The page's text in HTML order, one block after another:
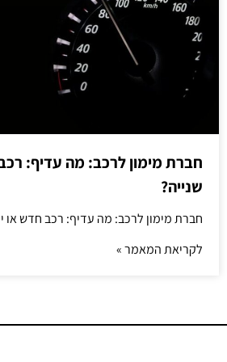
חברת מימון לרכב: מה עדיף:
שנייה?
חברת מימון לרכב: מה עדיף: רכב חדש או
לקריאת המאמר »